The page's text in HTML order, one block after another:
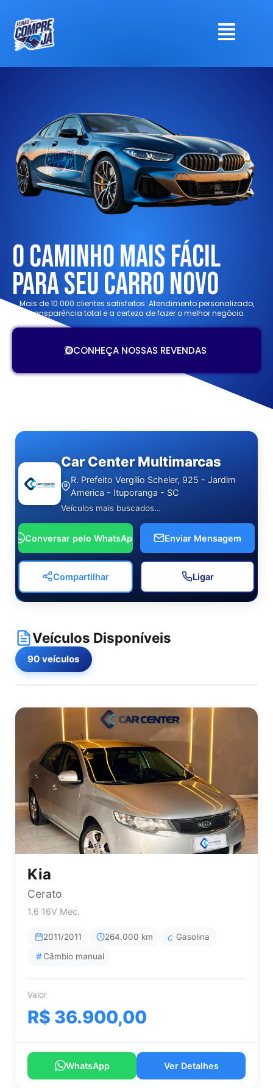
O Caminho Mais Fácil
Para Seu Carro Novo
Mais de 10.000 clientes satisfeitos. Atendimento personalizado,
transparência total e a certeza de fazer o melhor negócio.
CONHEÇA NOSSAS REVENDAS
Car Center Multimarcas
R. Prefeito Vergilio Scheler, 925 - Jardim
America - Ituporanga - SC
Veículos mais buscados
ou seminovo?
Temos as melhores propostas esperando por
você! Confira nosso estoque completo.
Conversar pelo WhatsApp Enviar Mensagem
Compartilhar Ligar
Veículos Disponíveis
90 veículos
Kia
Cerato
1.6 16V Mec.
2011/2011 264.000 km
Gasolina
Câmbio manual
Valor
R$ 36.900,00
WhatsApp Ver Detalhes